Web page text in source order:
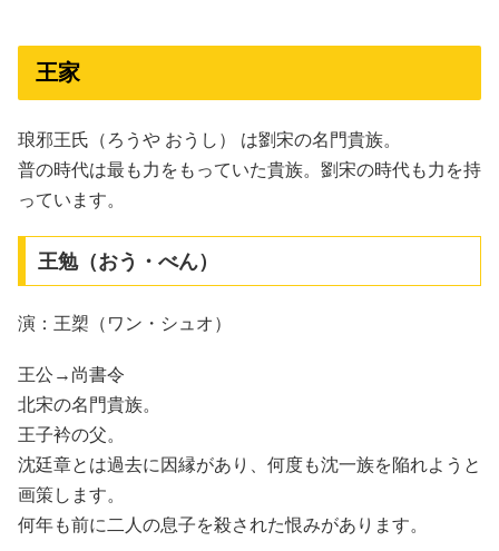
王家
琅邪王氏（ろうや おうし） は劉宋の名門貴族。
普の時代は最も力をもっていた貴族。劉宋の時代も力を持
っています。
王勉（おう・べん）
演：王槊（ワン・シュオ）
王公→尚書令
北宋の名門貴族。
王子衿の父。
沈廷章とは過去に因縁があり、何度も沈一族を陥れようと
画策します。
何年も前に二人の息子を殺された恨みがあります。